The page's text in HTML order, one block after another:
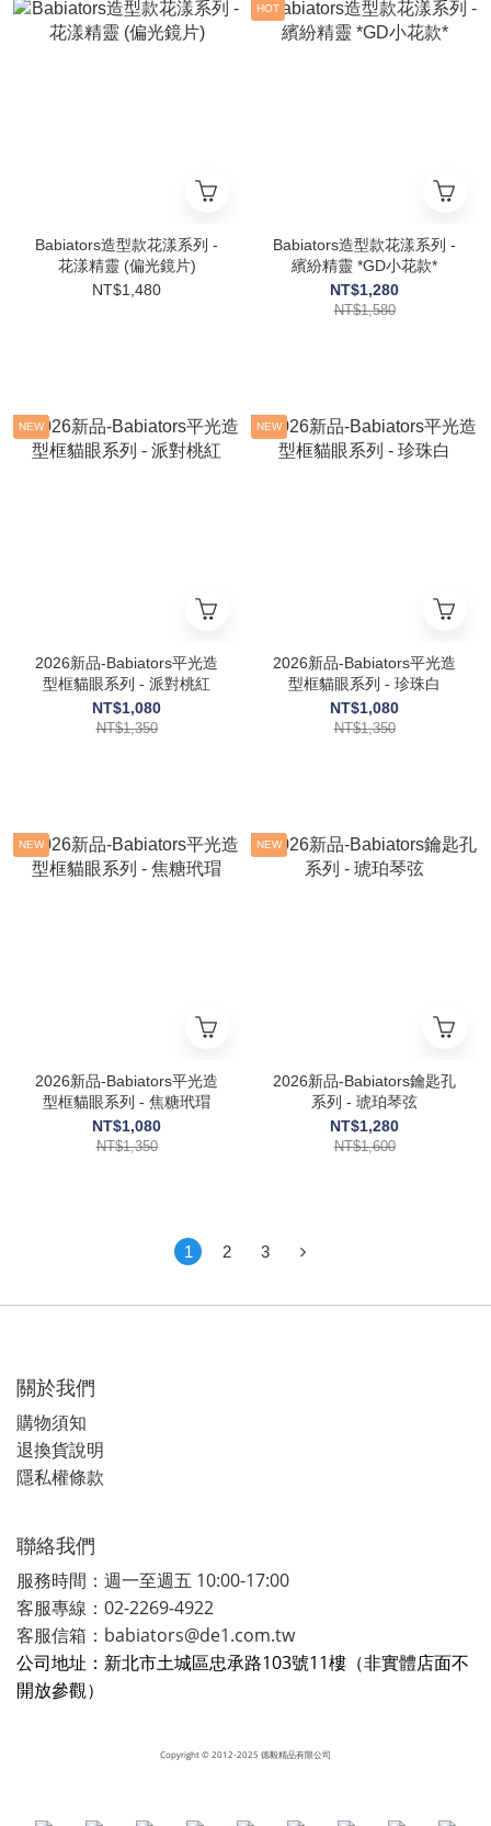
Babiators造型款花漾系列 -
花漾精靈 (偏光鏡片)
NT$1,480
HOT
Babiators造型款花漾系列 -
繽紛精靈 *GD小花款*
NT$1,280
NT$1,580
NEW
2026新品-Babiators平光造
型框貓眼系列 - 派對桃紅
NT$1,080
NT$1,350
NEW
2026新品-Babiators平光造
型框貓眼系列 - 珍珠白
NT$1,080
NT$1,350
NEW
2026新品-Babiators平光造
型框貓眼系列 - 焦糖玳瑁
NT$1,080
NT$1,350
NEW
2026新品-Babiators鑰匙孔
系列 - 琥珀琴弦
NT$1,280
NT$1,600
1 2 3
關於我們
購物須知
退換貨說明
隱私權條款
聯絡我們
服務時間：週一至週五 10:00-17:00
客服專線：02-2269-4922
客服信箱：babiators@de1.com.tw
公司地址：新北市土城區忠承路103號11樓（非實體店面不
開放參觀）
Copyright© 2012-2025 德毅精品有限公司